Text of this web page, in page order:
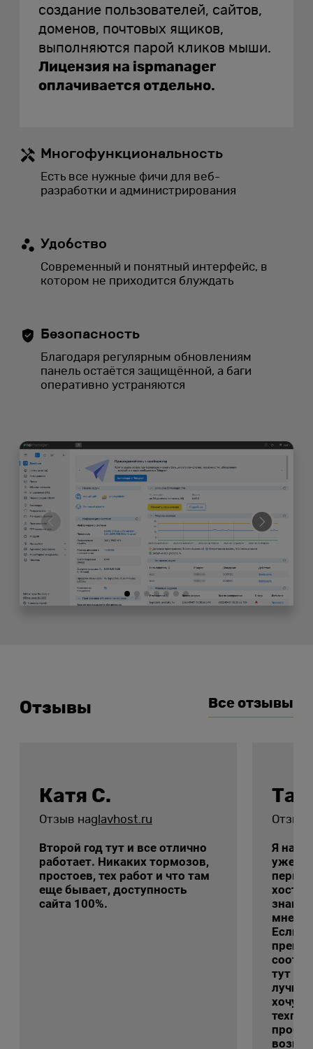
создание пользователей, сайтов,
доменов, почтовых ящиков,
выполняются парой кликов мыши.
Лицензия на ispmanager
оплачивается отдельно.
Многофункциональность
Есть все нужные фичи для веб-
разработки и администрирования
Удобство
Современный и понятный интерфейс, в
котором не приходится блуждать
Безопасность
Благодаря регулярным обновлениям
панель остаётся защищённой, а баги
оперативно устраняются
Отзывы Все отзывы
Катя С.
Отзыв наglavhost.ru
Второй год тут и все отлично
работает. Никаких тормозов,
простоев, тех работ и что там
еще бывает, доступность
сайта 100%.
Отзыв
Я на
уже с
мне
Если
тут
хочу